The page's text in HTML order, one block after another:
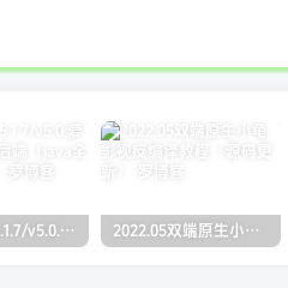
绿豆最新v5.1.7/v5.0.萝卜app源码前后端【java全开源免授权】 2022.05双端原生小龟影视反编译教程（源码更新）